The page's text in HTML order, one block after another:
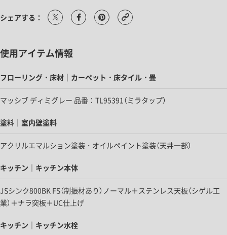
シェアする：
使用アイテム情報
フローリング・床材｜カーペット・床タイル・畳
マッシブ ディミグレー 品番：TL95391（ミラタップ）
塗料｜室内壁塗料
アクリルエマルション塗装・オイルペイント塗装（天井一部）
キッチン｜キッチン本体
JSシンク800BK FS（制振材あり）ノーマル＋ステンレス天板（シゲル工
業）＋ナラ突板＋UC仕上げ
キッチン｜キッチン水栓